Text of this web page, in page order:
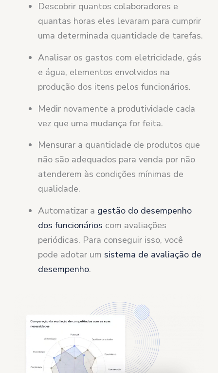
Descobrir quantos colaboradores e
quantas horas eles levaram para cumprir
uma determinada quantidade de tarefas.
Analisar os gastos com eletricidade, gás
e água, elementos envolvidos na
produção dos itens pelos funcionários.
Medir novamente a produtividade cada
vez que uma mudança for feita.
Mensurar a quantidade de produtos que
não são adequados para venda por não
atenderem às condições mínimas de
qualidade.
Automatizar a gestão do desempenho
dos funcionários com avaliações
periódicas. Para conseguir isso, você
pode adotar um sistema de avaliação de
desempenho.